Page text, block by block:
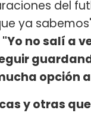
del
ya
"Yo no salí a
opción
y otras